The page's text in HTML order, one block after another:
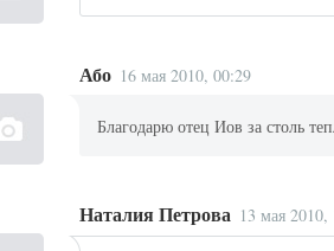
Або 16 мая 2010, 00:29
Благодарю отец Иов за столь
Наталия Петрова 13 мая 2010,